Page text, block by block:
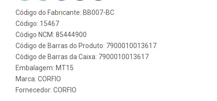
Código do Fabricante: BB007-BC
Código: 15467
Código NCM: 85444900
Código de Barras do Produto: 7900010013617
Código de Barras da Caixa: 7900010013617
Embalagem: MT15
Marca: CORFIO
Fornecedor: CORFIO